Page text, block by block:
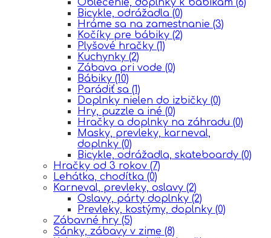
Bicykle, odrážadla (0)
Hráme sa na zamestnanie (3)
Kočíky pre bábiky (2)
Plyšové hračky (1)
Kuchynky (2)
Zábava pri vode (0)
Bábiky (10)
Parádiť sa (1)
Doplnky nielen do izbičky (0)
Hry, puzzle a iné (0)
Hračky a doplnky na záhradu (0)
Masky, prevleky, karneval,
doplnky (0)
Bicykle, odrážadla, skateboardy (0)
Hračky od 3 rokov (7)
Lehátka, chodítka (0)
Karneval, prevleky, oslavy (2)
Oslavy, párty doplnky (2)
Prevleky, kostýmy, doplnky (0)
Zábavné hry (5)
Sánky, zábavy v zime (8)